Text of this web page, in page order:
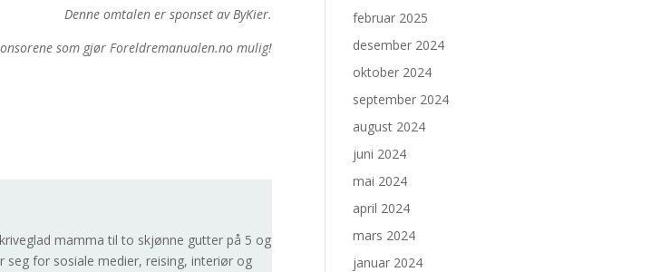
Denne omtalen er sponset av ByKier.
som gjør Foreldremanualen.no mulig!
mamma til to skjønne gutter på 5 og
seg for sosiale medier, reising, interiør og
februar 2025
desember 2024
oktober 2024
september 2024
august 2024
juni 2024
mai 2024
april 2024
mars 2024
januar 2024